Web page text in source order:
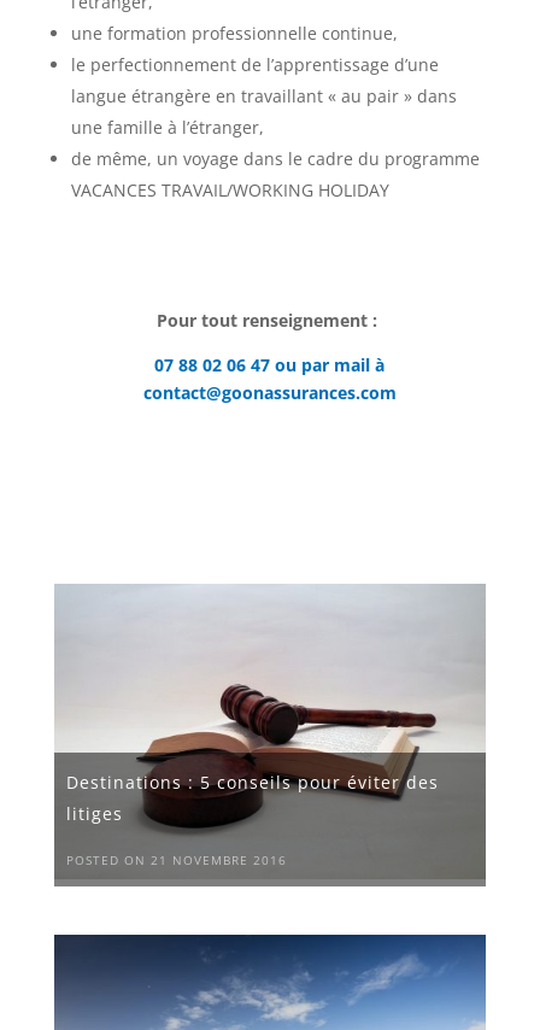
une formation professionnelle continue,
le perfectionnement de l’apprentissage d’une
langue étrangère en travaillant « au pair » dans
une famille à l’étranger,
de même, un voyage dans le cadre du programme
VACANCES TRAVAIL/WORKING HOLIDAY
Pour tout renseignement :
07 88 02 06 47 ou par mail à
contact@goonassurances.com
Destinations : 5 conseils pour éviter des
litiges
POSTED ON 21 NOVEMBRE 2016